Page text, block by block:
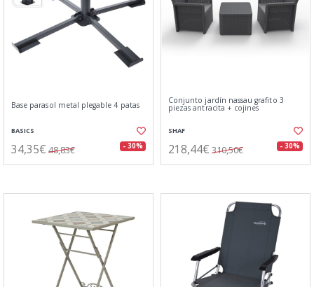
Base parasol metal plegable 4 patas
BASICS
34,35€ 48,83€ - 30%
Conjunto jardín nassau grafito 3
piezas antracita + cojines
SHAF
218,44€ 310,50€ - 30%